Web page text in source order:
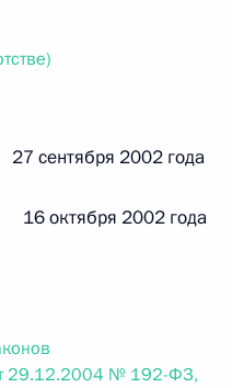
ФЗ
заседателях
ФЗ
2002 года
2002 года
29.12.2004 № 192-ФЗ,